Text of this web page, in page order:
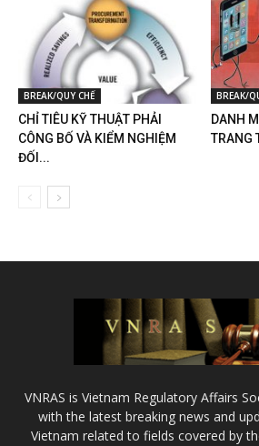
BREAK/QUY CHẾ
CHỈ TIÊU KỸ THUẬT PHẢI
CÔNG BỐ VÀ KIỂM NGHIỆM
ĐỐI...
BREAK/
DANH
TRANG
VNRAS is Vietnam Regulatory Affairs
with the latest breaking news and
Vietnam related to fields covered by